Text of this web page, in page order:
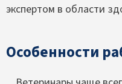
экспертом в области
Особенности